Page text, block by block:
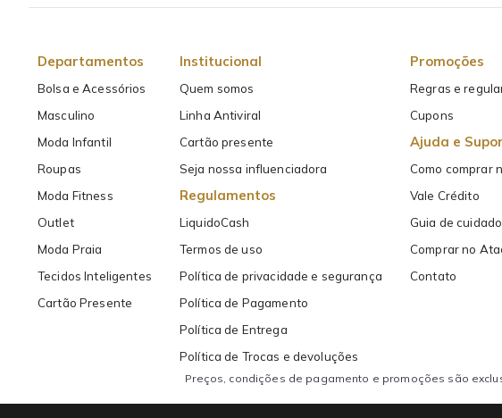
Departamentos
Bolsa e Acessórios
Masculino
Moda Infantil
Roupas
Moda Fitness
Outlet
Moda Praia
Tecidos Inteligentes
Cartão Presente
Institucional
Quem somos
Linha Antiviral
Cartão presente
Seja nossa influenciadora
Regulamentos
LiquidoCash
Termos de uso
Política de privacidade e segurança
Política de Pagamento
Política de Entrega
Política de Trocas e devoluções
Promoções
Regras e
Cupons
Ajuda e
Como comprar
Vale Crédito
Guia de
Comprar no
Contato
Preços, condições de pagamento e promoções são